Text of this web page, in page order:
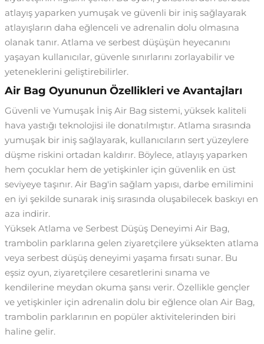
atlayış yaparken yumuşak ve güvenli bir iniş sağlayarak
atlayışların daha eğlenceli ve adrenalin dolu olmasına
olanak tanır. Atlama ve serbest düşüşün heyecanını
yaşayan kullanıcılar, güvenle sınırlarını zorlayabilir ve
yeteneklerini geliştirebilirler.
Air Bag Oyununun Özellikleri ve Avantajları
Güvenli ve Yumuşak İniş Air Bag sistemi, yüksek kaliteli
hava yastığı teknolojisi ile donatılmıştır. Atlama sırasında
yumuşak bir iniş sağlayarak, kullanıcıların sert yüzeylere
düşme riskini ortadan kaldırır. Böylece, atlayış yaparken
hem çocuklar hem de yetişkinler için güvenlik en üst
seviyeye taşınır. Air Bag'in sağlam yapısı, darbe emilimini
en iyi şekilde sunarak iniş sırasında oluşabilecek baskıyı en
aza indirir.
Yüksek Atlama ve Serbest Düşüş Deneyimi Air Bag,
trambolin parklarına gelen ziyaretçilere yüksekten atlama
veya serbest düşüş deneyimi yaşama fırsatı sunar. Bu
eşsiz oyun, ziyaretçilere cesaretlerini sınama ve
kendilerine meydan okuma şansı verir. Özellikle gençler
ve yetişkinler için adrenalin dolu bir eğlence olan Air Bag,
trambolin parklarının en popüler aktivitelerinden biri
haline gelir.